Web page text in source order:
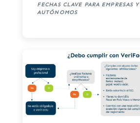
FECHAS CLAVE PARA EMPRESAS Y
AUTÓNOMOS